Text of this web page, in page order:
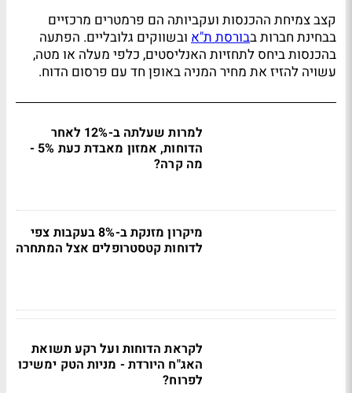
קצב צמיחת ההכנסות ועקביותה הם פרמטרים מרכזיים
בבחינת חברות בבורסת ת"א ובשווקים גלובליים. הפתעה
בהכנסות ביחס לתחזיות האנליסטים, כלפי מעלה או מטה,
עשויה להזיז את מחיר המניה באופן חד עם פרסום הדוח.
למרות שעלתה ב-12% לאחר
הדוחות, אמזון מאבדת כעת 5% -
מה קרה?
מיקרון מזנקת ב-8% בעקבות צפי
לדוחות קטסטרופלים אצל המתחרה
לקראת הדוחות ועל רקע תשואת
האג"ח היורדת - מניות הטק ימשיכו
לפרוח?